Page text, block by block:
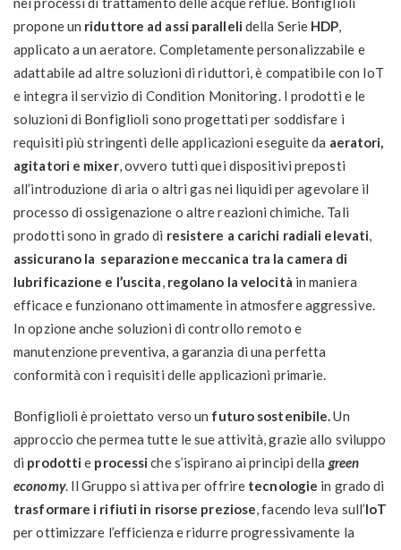
propone un riduttore ad assi paralleli della Serie HDP,
applicato a un aeratore. Completamente personalizzabile e
adattabile ad altre soluzioni di riduttori, è compatibile con IoT
e integra il servizio di Condition Monitoring. I prodotti e le
soluzioni di Bonfiglioli sono progettati per soddisfare i
requisiti più stringenti delle applicazioni eseguite da aeratori,
agitatori e mixer, ovvero tutti quei dispositivi preposti
all’introduzione di aria o altri gas nei liquidi per agevolare il
processo di ossigenazione o altre reazioni chimiche. Tali
prodotti sono in grado di resistere a carichi radiali elevati,
assicurano la separazione meccanica tra la camera di
lubrificazione e l’uscita, regolano la velocità in maniera
efficace e funzionano ottimamente in atmosfere aggressive.
In opzione anche soluzioni di controllo remoto e
manutenzione preventiva, a garanzia di una perfetta
conformità con i requisiti delle applicazioni primarie.
Bonfiglioli è proiettato verso un futuro sostenibile.Un
approccio che permea tutte le sue attività, grazie allo sviluppo
di prodottie processiche s’ispirano ai principi della green
economy. Il Gruppo si attiva per offrire tecnologie in grado di
trasformare i rifiuti in risorse preziose, facendo leva sull’IoT
per ottimizzare l’efficienza e ridurre progressivamente la